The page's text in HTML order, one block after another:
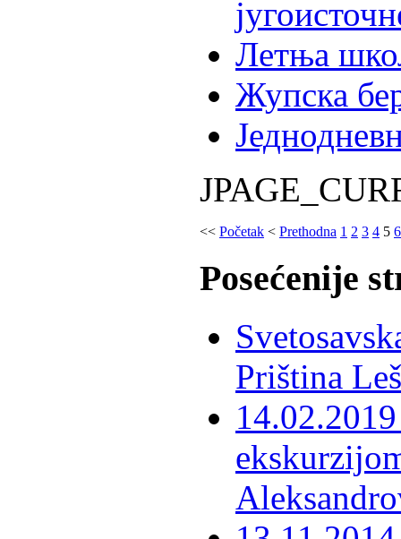
Летња
Жупска
<< Početak < Prethodna 1 2 3 4 5 6
Posećenije
Priština